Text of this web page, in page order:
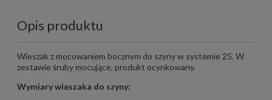
Opis produktu
Wieszak z mocowaniem bocznym do szyny w systemie 25. W
zestawie śruby mocujące, produkt ocynkowany.
Wymiary wieszaka do szyny: